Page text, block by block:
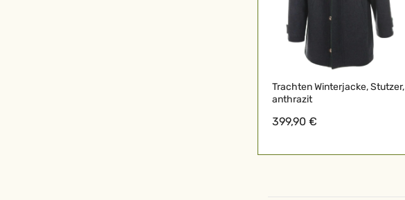
Trachten Winterjacke, Stutzer,
anthrazit
399,90 €